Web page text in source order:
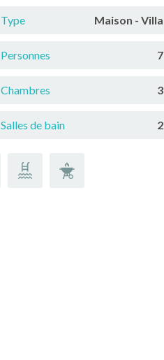
Type Maison - Villa
Personnes 7
Chambres 3
Salles de bain 2